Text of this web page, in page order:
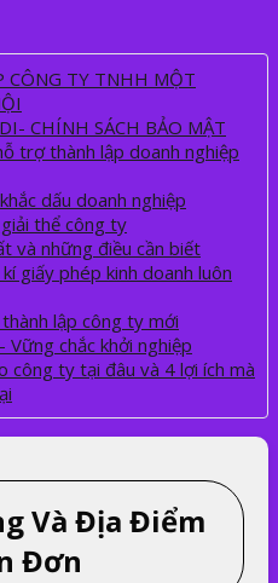
CÔNG TY TNHH MỘT
CHÍNH SÁCH BẢO MẬT
trợ thành lập doanh nghiệp
dấu doanh nghiệp
thể công ty
và những điều cần biết
giấy phép kinh doanh luôn
lập công ty mới
Vững chắc khởi nghiệp
công ty tại đâu và 4 lợi ích mà
Và Địa Điểm
Đơn